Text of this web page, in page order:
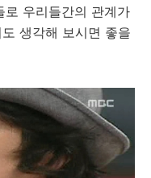
로 우리들간의 관계가
생각해 보시면 좋을